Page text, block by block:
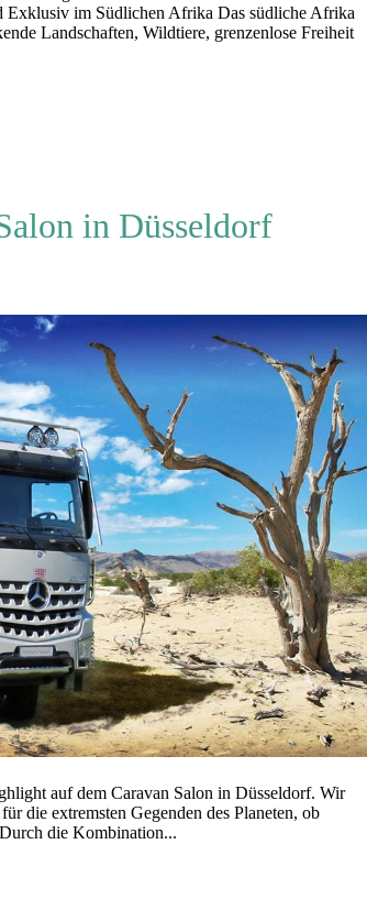
Exklusiv im Südlichen Afrika Das südliche Afrika
Landschaften, Wildtiere, grenzenlose Freiheit
in Düsseldorf
auf dem Caravan Salon in Düsseldorf. Wir
die extremsten Gegenden des Planeten, ob
die Kombination...